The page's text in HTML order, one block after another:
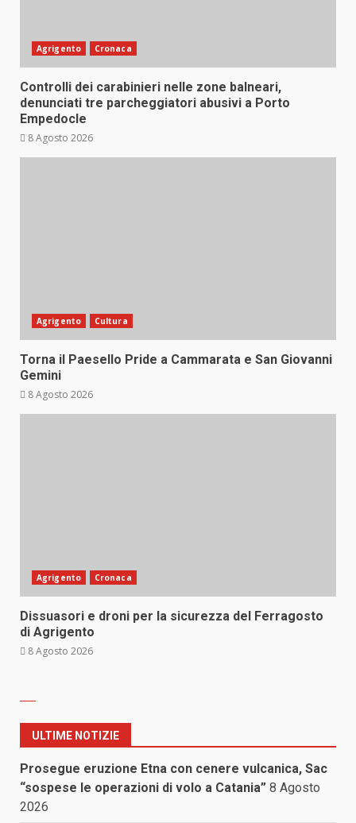
Agrigento Cronaca
Controlli dei carabinieri nelle zone balneari,
denunciati tre parcheggiatori abusivi a Porto
Empedocle
8 Agosto 2026
Agrigento Cultura
Torna il Paesello Pride a Cammarata e San Giovanni
Gemini
8 Agosto 2026
Agrigento Cronaca
Dissuasori e droni per la sicurezza del Ferragosto
di Agrigento
8 Agosto 2026
ULTIME NOTIZIE
Prosegue eruzione Etna con cenere vulcanica, Sac
“sospese le operazioni di volo a Catania” 8 Agosto
2026